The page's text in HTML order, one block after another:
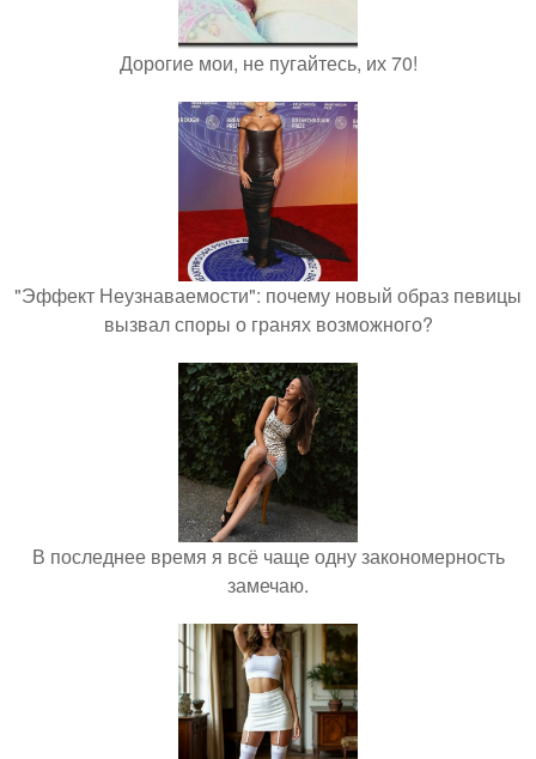
Дорогие мои, не пугайтесь, их 70!
"Эффект Неузнаваемости": почему новый образ певицы
вызвал споры о гранях возможного?
В последнее время я всё чаще одну закономерность
замечаю.